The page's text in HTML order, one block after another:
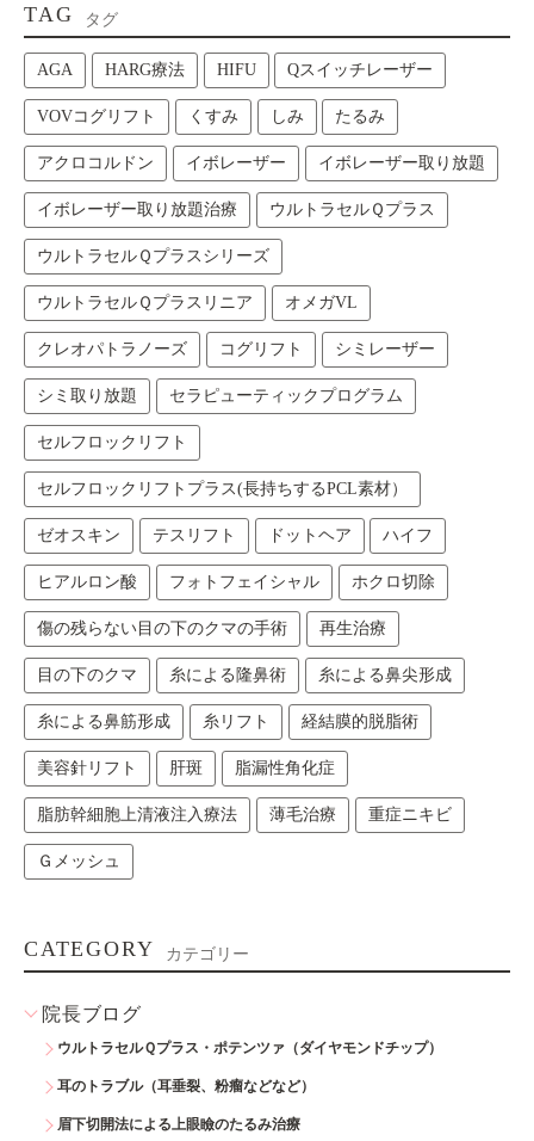
TAG タグ
AGA HARG療法 HIFU Qスイッチレーザー
VOVコグリフト くすみ しみ たるみ
アクロコルドン イボレーザー イボレーザー取り放題
イボレーザー取り放題治療 ウルトラセルＱプラス
ウルトラセルＱプラスシリーズ
ウルトラセルＱプラスリニア オメガVL
クレオパトラノーズ コグリフト シミレーザー
シミ取り放題 セラピューティックプログラム
セルフロックリフト
セルフロックリフトプラス(長持ちするPCL素材）
ゼオスキン テスリフト ドットヘア ハイフ
ヒアルロン酸 フォトフェイシャル ホクロ切除
傷の残らない目の下のクマの手術 再生治療
目の下のクマ 糸による隆鼻術 糸による鼻尖形成
糸による鼻筋形成 糸リフト 経結膜的脱脂術
美容針リフト 肝斑 脂漏性角化症
脂肪幹細胞上清液注入療法 薄毛治療 重症ニキビ
Ｇメッシュ
CATEGORY カテゴリー
院長ブログ
ウルトラセルＱプラス・ポテンツァ（ダイヤモンドチップ）
耳のトラブル（耳垂裂、粉瘤などなど）
眉下切開法による上眼瞼のたるみ治療